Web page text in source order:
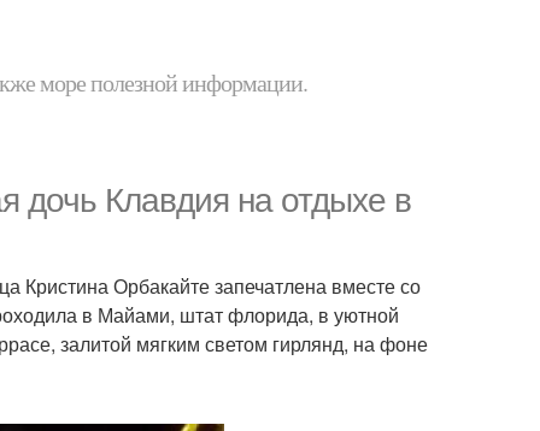
море полезной информации.
дочь Клавдия на отдыхе в
Кристина Орбакайте запечатлена вместе со
в Майами, штат флорида, в уютной
залитой мягким светом гирлянд, на фоне